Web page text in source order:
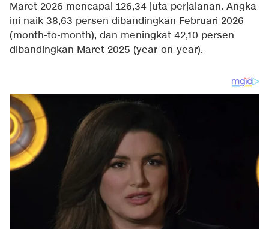
Maret 2026 mencapai 126,34 juta perjalanan. Angka
ini naik 38,63 persen dibandingkan Februari 2026
(month-to-month), dan meningkat 42,10 persen
dibandingkan Maret 2025 (year-on-year).